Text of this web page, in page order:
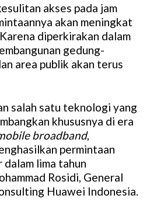
akses pada jam
akan meningkat
diperkirakan dalam
gedung-
area publik akan terus
salah satu teknologi yang
khususnya di era
broadband,
permintaan
lima tahun
Rosidi, General
Huawei Indonesia.